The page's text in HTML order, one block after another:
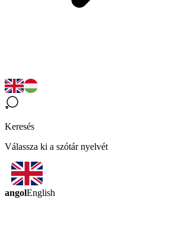
Keresés
Válassza ki a szótár nyelvét
angolEnglish